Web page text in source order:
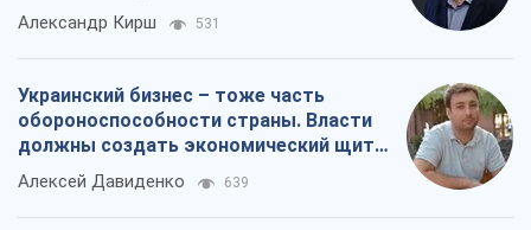
Александр Кирш 531
Украинский бизнес – тоже часть
обороноспособности страны. Власти
должны создать экономический щит
для компаний
Алексей Давиденко 639